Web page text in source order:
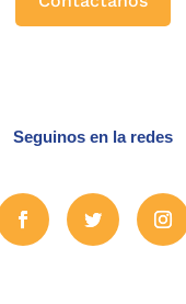
Seguinos en la redes